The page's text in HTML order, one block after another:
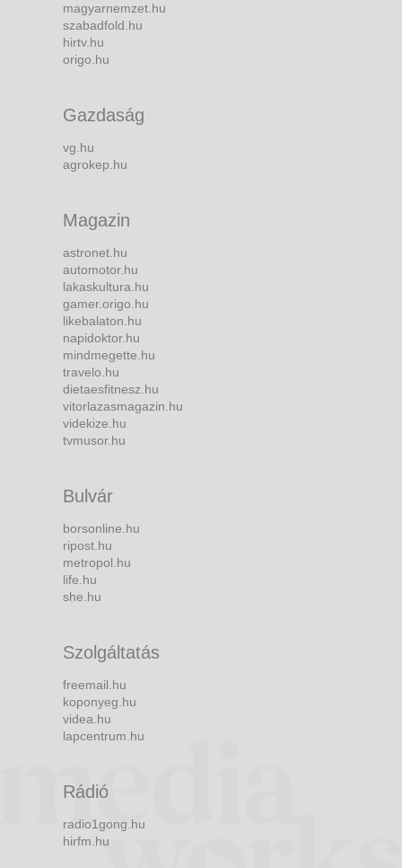
magyarnemzet.hu
szabadfold.hu
hirtv.hu
origo.hu
Gazdaság
vg.hu
agrokep.hu
Magazin
astronet.hu
automotor.hu
lakaskultura.hu
gamer.origo.hu
likebalaton.hu
napidoktor.hu
mindmegette.hu
travelo.hu
dietaesfitnesz.hu
vitorlazasmagazin.hu
videkize.hu
tvmusor.hu
Bulvár
borsonline.hu
ripost.hu
metropol.hu
life.hu
she.hu
Szolgáltatás
freemail.hu
koponyeg.hu
videa.hu
lapcentrum.hu
Rádió
radio1gong.hu
hirfm.hu